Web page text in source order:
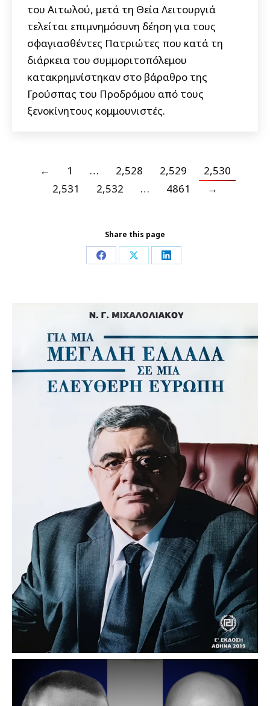
του Αιτωλού, μετά τη Θεία Λειτουργιά
τελείται επιμνημόσυνη δέηση για τους
σφαγιασθέντες Πατριώτες που κατά τη
διάρκεια του συμμοριτοπόλεμου
κατακρημνίστηκαν στο βάραθρο της
Γρούσπας του Προδρόμου από τους
ξενοκίνητους κομμουνιστές.
← 1 … 2,528 2,529
2,530
2,531
2,532 … 4861 →
Share this page
Share Share Share